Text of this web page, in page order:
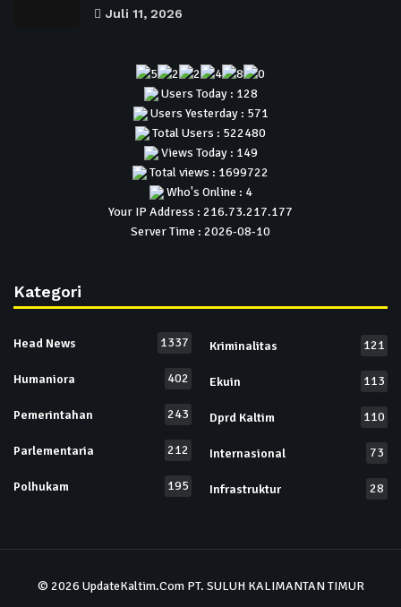
Juli 11, 2026
Users Today : 128
Users Yesterday : 571
Total Users : 522480
Views Today : 149
Total views : 1699722
Who's Online : 4
Your IP Address : 216.73.217.177
Server Time : 2026-08-10
Kategori
Head News 1337
Humaniora 402
Pemerintahan 243
Parlementaria 212
Polhukam 195
Kriminalitas 121
Ekuin 113
Dprd Kaltim 110
Internasional 73
Infrastruktur 28
© 2026 UpdateKaltim.ComPT. SULUH KALIMANTAN TIMUR